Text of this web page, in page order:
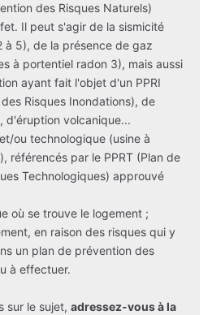
des Risques Naturels)
Il peut s'agir de la sismicité
à 5), de la présence de gaz
à portentiel radon 3), mais aussi
ayant fait l'objet d'un PPRI
Risques Inondations), de
d'éruption volcanique...
ou technologique (usine à
référencés par le PPRT (Plan de
Technologiques) approuvé
où se trouve le logement ;
en raison des risques qui y
un plan de prévention des
à effectuer.
sur le sujet, adressez-vous à la